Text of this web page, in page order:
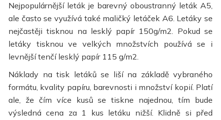
Nejpopulárnější leták je barevný oboustranný leták A5,
ale často se využívá také maličký letáček A6. Letáky se
nejčastěji tisknou na lesklý papír 150g/m2. Pokud se
letáky tisknou ve velkých množstvích používá se i
levnější tenčí lesklý papír 115 g/m2.
Náklady na tisk letáků se liší na základě vybraného
formátu, kvality papíru, barevnosti i množství kopií. Platí
ale, že čím více kusů se tiskne najednou, tím bude
výsledná cena za 1 kus letáku nižší. Klidně si před